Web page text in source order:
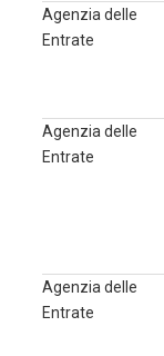
Agenzia delle
Entrate
Agenzia delle
Entrate
Agenzia delle
Entrate